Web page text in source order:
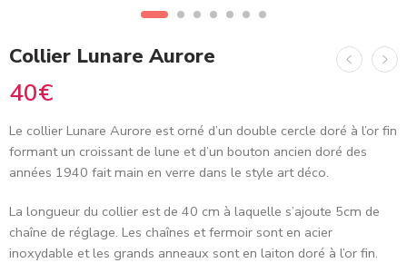
Collier Lunare Aurore
40€
Le collier Lunare Aurore est orné d’un double cercle doré à l’or fin
formant un croissant de lune et d’un bouton ancien doré des
années 1940 fait main en verre dans le style art déco.
La longueur du collier est de 40 cm à laquelle s’ajoute 5cm de
chaîne de réglage. Les chaînes et fermoir sont en acier
inoxydable et les grands anneaux sont en laiton doré à l’or fin.